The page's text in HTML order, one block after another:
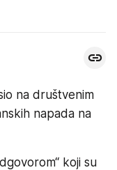
na društvenim
napada na
koji su